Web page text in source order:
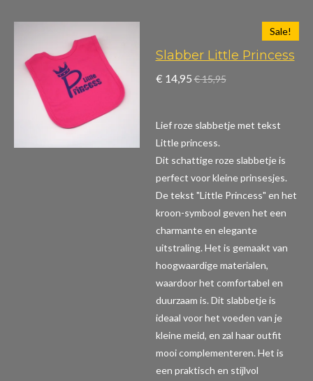
Sale!
Slabber Little Princess
€ 14,95 € 15,95
Lief roze slabbetje met tekst
Little princess.
Dit schattige roze slabbetje is
perfect voor kleine prinsesjes.
De tekst "Little Princess" en het
kroon-symbool geven het een
charmante en elegante
uitstraling. Het is gemaakt van
hoogwaardige materialen,
waardoor het comfortabel en
duurzaam is. Dit slabbetje is
ideaal voor het voeden van je
kleine meid, en zal haar outfit
mooi complementeren. Het is
een praktisch en stijlvol